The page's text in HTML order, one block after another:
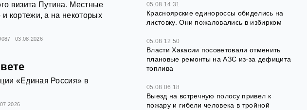
визита Путина. Местные
кортежи, а на некоторых
03.08.2026
«Единая Россия» в
05.08 14:31
Красноярские единороссы обиделись на
листовку. Они пожаловались в избирком
05.08 12:50
Власти Хакасии посоветовали отменить
плановые ремонты на АЗС из-за дефицита
топлива
05.08 06:18
Выезд на встречную полосу привел к
пожару и гибели человека в тройной